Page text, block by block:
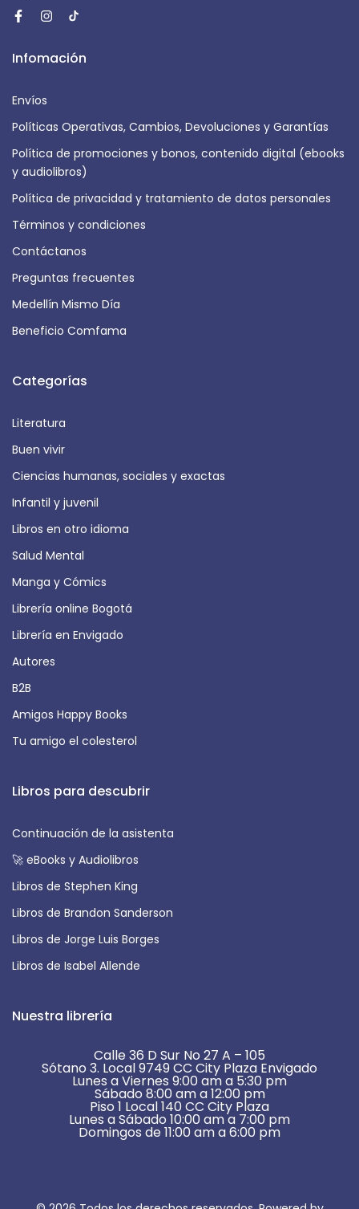
Infomación
Envíos
Políticas Operativas, Cambios, Devoluciones y Garantías
Política de promociones y bonos, contenido digital (ebooks
y audiolibros)
Política de privacidad y tratamiento de datos personales
Términos y condiciones
Contáctanos
Preguntas frecuentes
Medellín Mismo Día
Beneficio Comfama
Categorías
Literatura
Buen vivir
Ciencias humanas, sociales y exactas
Infantil y juvenil
Libros en otro idioma
Salud Mental
Manga y Cómics
Librería online Bogotá
Librería en Envigado
Autores
B2B
Amigos Happy Books
Tu amigo el colesterol
Libros para descubrir
Continuación de la asistenta
🚀 eBooks y Audiolibros
Libros de Stephen King
Libros de Brandon Sanderson
Libros de Jorge Luis Borges
Libros de Isabel Allende
Nuestra librería
Calle 36 D Sur No 27 A – 105
Sótano 3. Local 9749 CC City Plaza Envigado
Lunes a Viernes 9:00 am a 5:30 pm
Sábado 8:00 am a 12:00 pm
Piso 1 Local 140 CC City Plaza
Lunes a Sábado 10:00 am a 7:00 pm
Domingos de 11:00 am a 6:00 pm